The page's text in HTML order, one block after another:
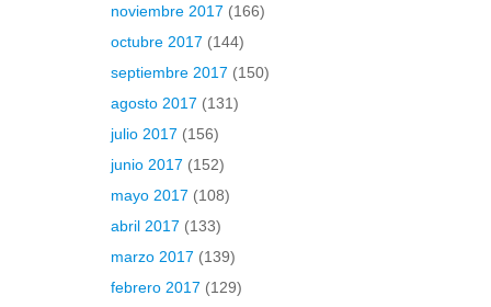
noviembre 2017 (166)
octubre 2017 (144)
septiembre 2017 (150)
agosto 2017 (131)
julio 2017 (156)
junio 2017 (152)
mayo 2017 (108)
abril 2017 (133)
marzo 2017 (139)
febrero 2017 (129)